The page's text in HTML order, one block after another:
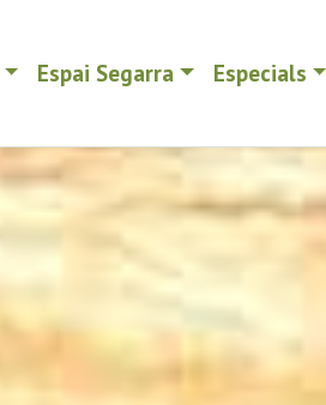
Espai Segarra Especials